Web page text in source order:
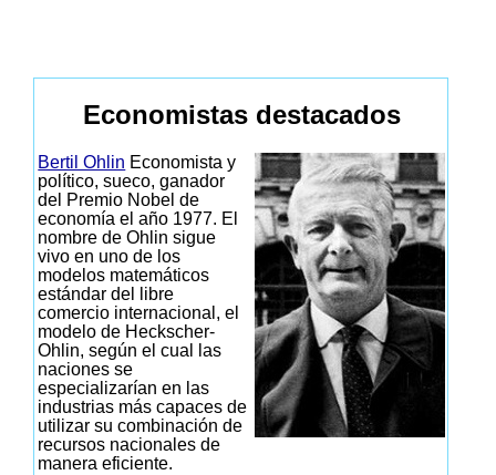
Economistas destacados
Bertil Ohlin Economista y
político, sueco, ganador
del Premio Nobel de
economía el año 1977. El
nombre de Ohlin sigue
vivo en uno de los
modelos matemáticos
estándar del libre
comercio internacional, el
modelo de Heckscher-
Ohlin, según el cual las
naciones se
especializarían en las
industrias más capaces de
utilizar su combinación de
recursos nacionales de
manera eficiente.